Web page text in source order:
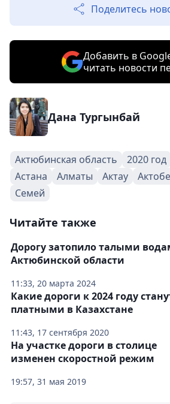
Поделитесь
Добавить в
читать новости
Дана Тургынбай
Актюбинская область 2020 год
Астана
Алматы Актау Актобе
Семей
Читайте также
11:33, 20 марта 2024
Дорогу затопило талыми
Актюбинской области
11:43, 17 сентября 2020
Какие дороги к 2024 году
платными в Казахстане
19:57, 31 мая 2019
На участке дороги в столице
изменен скоростной режим